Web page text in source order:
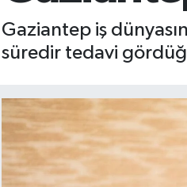
Gaziantep iş
süredir tedavi
Haberleri